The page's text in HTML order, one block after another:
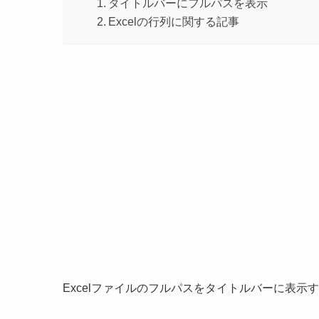
タイトルバーにフルパスを表示
Excelの行列に関する記事
Excelファイルのフルパスをタイトルバーに表示